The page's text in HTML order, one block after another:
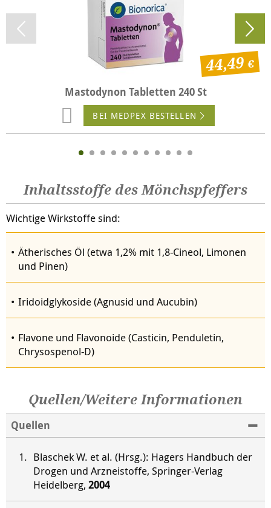
Mastodynon Tabletten 240 St
44,49
BEI MEDPEX BESTELLEN
Inhaltsstoffe des Mönchspfeffers
Wichtige Wirkstoffe sind:
Ätherisches Öl (etwa 1,2% mit 1,8-Cineol, Limonen
und Pinen)
Iridoidglykoside (Agnusid und Aucubin)
Flavone und Flavonoide (Casticin, Penduletin,
Chrysospenol-D)
Quellen/Weitere Informationen
Quellen
Blaschek W. et al. (Hrsg.): Hagers Handbuch der
Drogen und Arzneistoffe, Springer-Verlag
Heidelberg, 2004